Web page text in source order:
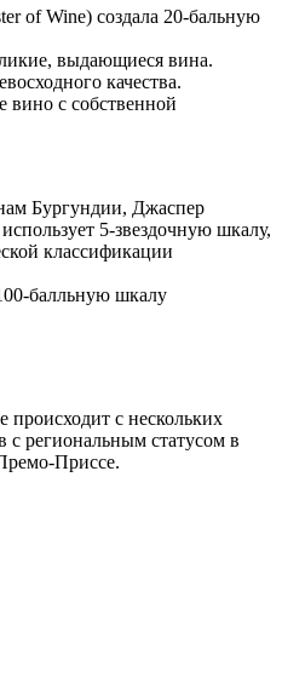
of Wine) создала 20-бальную
выдающиеся вина.
качества.
вино с собственной
Бургундии, Джаспер
5-звездочную шкалу,
классификации
балльную шкалу
происходит с нескольких
с региональным статусом в
Приссе.